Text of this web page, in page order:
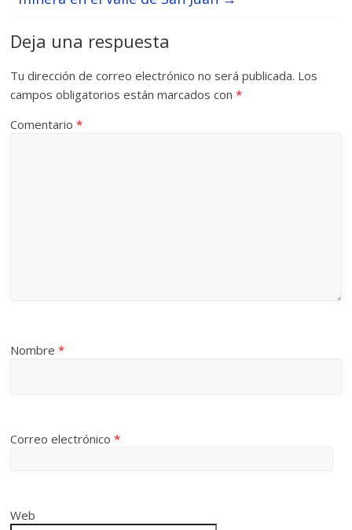
Deja una respuesta
Tu dirección de correo electrónico no será publicada. Los
campos obligatorios están marcados con*
Comentario*
Nombre*
Correo electrónico*
Web